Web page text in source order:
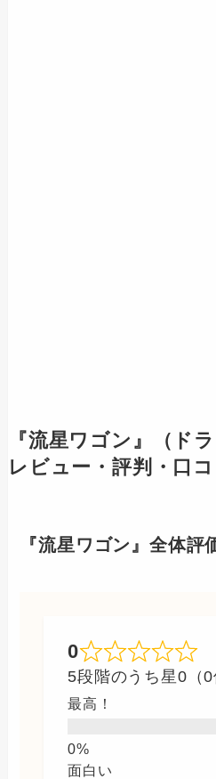
『流星ワゴン』（ド
レビュー・評判・口
『流星ワゴン』全体評
0
5段階のうち星0（0
最高！
面白い